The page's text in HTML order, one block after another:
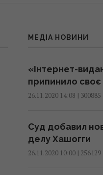
МЕДІА НОВИНИ
«Інтернет-
припинило своє
26.11.2020 14:08 | 300885
Суд добавил
делу Хашогги
26.11.2020 10:00| 256129